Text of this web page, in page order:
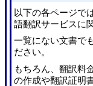
以下の各ページで
語翻訳サービスに
一覧にない文書で
ださい。
もちろん、翻訳料
の作成や翻訳証明